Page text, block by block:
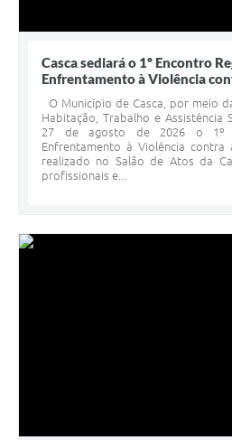
A NOSSA CIDADE
Galeria de Fotos
Contratos
Audiências Públicas
Casca sediará o 1º Encontro
Enfrentamento à Violência
O Município de Casca, por meio
Habitação, Trabalho e Assistência
27 de agosto de 2026 o 1º
Enfrentamento à Violência contra
realizado no Salão de Atos da
profissionais e...